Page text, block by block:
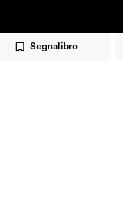
Segnalibro